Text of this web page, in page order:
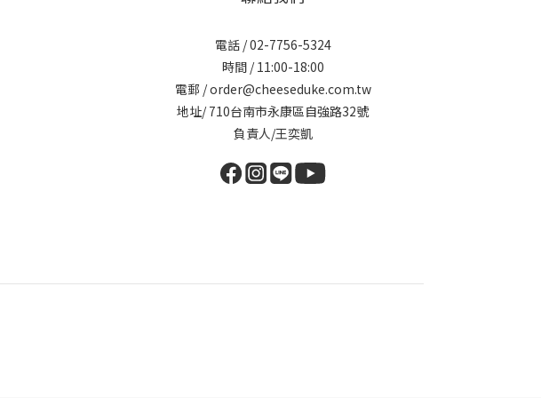
電話 / 02-7756-5324
時間 / 11:00-18:00
電郵 / order@cheeseduke.com.tw
地址/ 710台南市永康區自強路32號
負責人/王奕凱